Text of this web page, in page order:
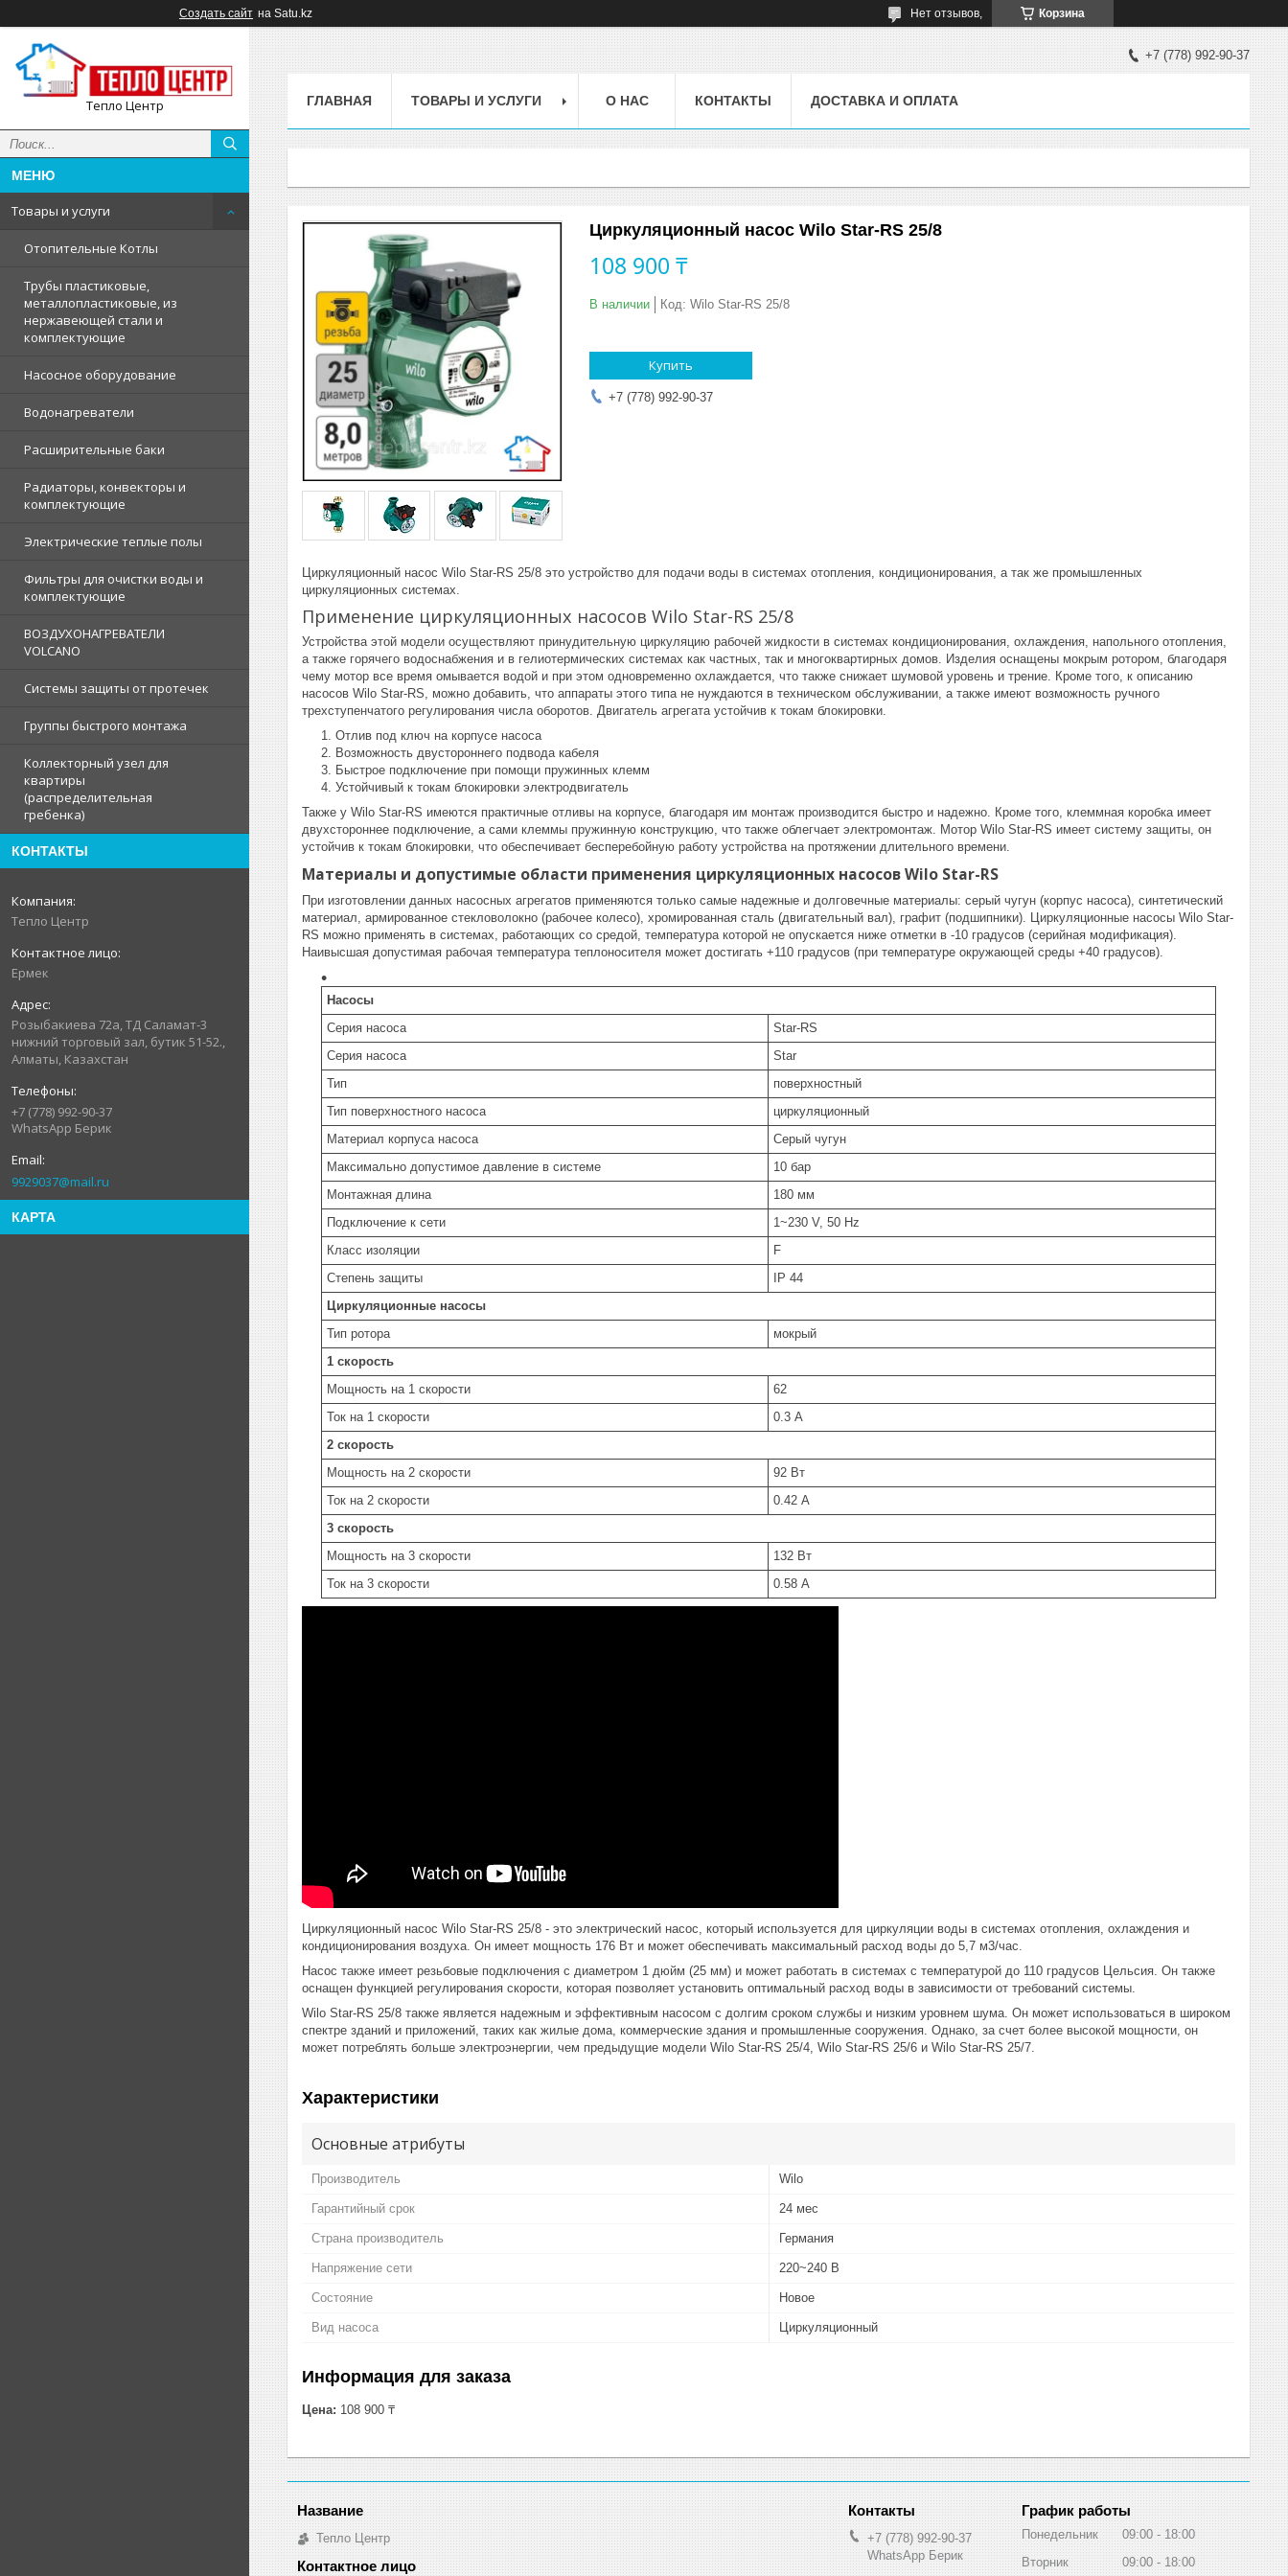
Создать сайт на Satu.kz Корзина
Нет отзывов,
Тепло Центр
Товары и услуги
Отопительные Котлы
Трубы пластиковые,
металлопластиковые, из
нержавеющей стали и
комплектующие
Насосное оборудование
Водонагреватели
Расширительные баки
Радиаторы, конвекторы и
комплектующие
Электрические теплые полы
Фильтры для очистки воды и
комплектующие
ВОЗДУХОНАГРЕВАТЕЛИ
VOLCANO
Системы защиты от протечек
Группы быстрого монтажа
Коллекторный узел для
квартиры
(распределительная
гребенка)
КОНТАКТЫ
Тепло Центр
Ермек
Розыбакиева 72а, ТД Саламат-3
нижний торговый зал, бутик 51-52.,
Алматы, Казахстан
+7 (778) 992-90-37
WhatsApp Берик
9929037@mail.ru
КАРТА
+7 (778) 992-90-37
ГЛАВНАЯ ТОВАРЫ И УСЛУГИ О НАС КОНТАКТЫ ДОСТАВКА И ОПЛАТА
Циркуляционный насос Wilo Star-RS 25/8
108 900 ₸
В наличии Код: Wilo Star-RS 25/8
Купить
+7 (778) 992-90-37
Циркуляционный насос Wilo Star-RS 25/8 это устройство для подачи воды в системах отопления, кондиционирования, а так же промышленных
циркуляционных системах.
Применение циркуляционных насосов Wilo Star-RS 25/8
Устройства этой модели осуществляют принудительную циркуляцию рабочей жидкости в системах кондиционирования, охлаждения, напольного отопления,
а также горячего водоснабжения и в гелиотермических системах как частных, так и многоквартирных домов. Изделия оснащены мокрым ротором, благодаря
чему мотор все время омывается водой и при этом одновременно охлаждается, что также снижает шумовой уровень и трение. Кроме того, к описанию
насосов Wilo Star-RS, можно добавить, что аппараты этого типа не нуждаются в техническом обслуживании, а также имеют возможность ручного
трехступенчатого регулирования числа оборотов. Двигатель агрегата устойчив к токам блокировки.
Отлив под ключ на корпусе насоса
Возможность двустороннего подвода кабеля
Быстрое подключение при помощи пружинных клемм
Устойчивый к токам блокировки электродвигатель
Также у Wilo Star-RS имеются практичные отливы на корпусе, благодаря им монтаж производится быстро и надежно. Кроме того, клеммная коробка имеет
двухстороннее подключение, а сами клеммы пружинную конструкцию, что также облегчает электромонтаж. Мотор Wilo Star-RS имеет систему защиты, он
устойчив к токам блокировки, что обеспечивает бесперебойную работу устройства на протяжении длительного времени.
Материалы и допустимые области применения циркуляционных насосов Wilo Star-RS
При изготовлении данных насосных агрегатов применяются только самые надежные и долговечные материалы: серый чугун (корпус насоса), синтетический
материал, армированное стекловолокно (рабочее колесо), хромированная сталь (двигательный вал), графит (подшипники). Циркуляционные насосы Wilo Star-
RS можно применять в системах, работающих со средой, температура которой не опускается ниже отметки в -10 градусов (серийная модификация).
Наивысшая допустимая рабочая температура теплоносителя может достигать +110 градусов (при температуре окружающей среды +40 градусов).
Насосы
Серия насоса
Star-RS
Серия насоса
Star
Тип
поверхностный
Тип поверхностного насоса
циркуляционный
Материал корпуса насоса
Серый чугун
Максимально допустимое давление в системе
10 бар
Монтажная длина
180 мм
Подключение к сети
1~230 V, 50 Hz
Класс изоляции
F
Степень защиты
IP 44
Циркуляционные насосы
Тип ротора
мокрый
1 скорость
Мощность на 1 скорости
62
Ток на 1 скорости
0.3 А
2 скорость
Мощность на 2 скорости
92 Вт
Ток на 2 скорости
0.42 А
3 скорость
Мощность на 3 скорости
132 Вт
Ток на 3 скорости
0.58 А
Циркуляционный насос Wilo Star-RS 25/8 - это электрический насос, который используется для циркуляции воды в системах отопления, охлаждения и
кондиционирования воздуха. Он имеет мощность 176 Вт и может обеспечивать максимальный расход воды до 5,7 м3/час.
Насос также имеет резьбовые подключения с диаметром 1 дюйм (25 мм) и может работать в системах с температурой до 110 градусов Цельсия. Он также
оснащен функцией регулирования скорости, которая позволяет установить оптимальный расход воды в зависимости от требований системы.
Wilo Star-RS 25/8 также является надежным и эффективным насосом с долгим сроком службы и низким уровнем шума. Он может использоваться в широком
спектре зданий и приложений, таких как жилые дома, коммерческие здания и промышленные сооружения. Однако, за счет более высокой мощности, он
может потреблять больше электроэнергии, чем предыдущие модели Wilo Star-RS 25/4, Wilo Star-RS 25/6 и Wilo Star-RS 25/7.
Характеристики
Основные атрибуты
Производитель Wilo
Гарантийный срок 24 мес
Страна производитель Германия
Напряжение сети 220~240 В
Состояние Новое
Вид насоса Циркуляционный
Информация для заказа
Цена: 108 900 ₸
Тепло Центр
+7 (778) 992-90-37
WhatsApp Берик
График работы
Понедельник 09:00
18:00
Вторник
09:00 18:00